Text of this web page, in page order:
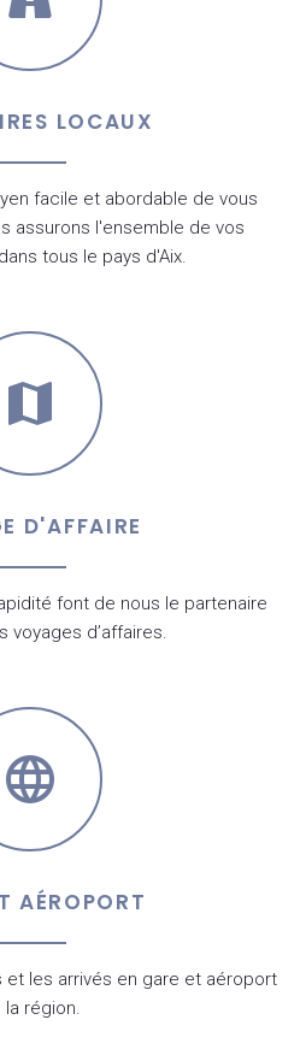
LOCAUX
facile et abordable de vous
assurons l'ensemble de vos
tous le pays d'Aix.
D'AFFAIRE
font de nous le partenaire
voyages d’affaires.
AÉROPORT
et les arrivés en gare et aéroport
la région.